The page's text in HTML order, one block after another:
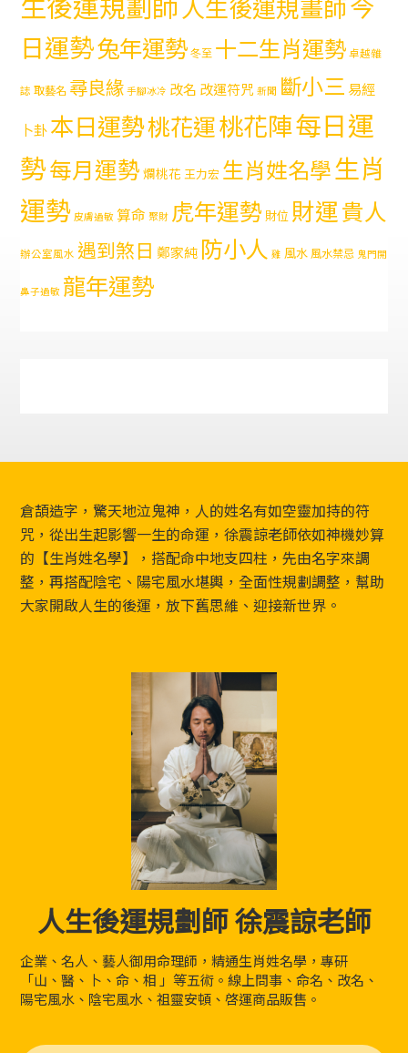
人生後運規畫師
日運勢兔年運勢冬至 十二生肖運勢 卓越雜
誌 取藝名 尋良緣 手腳冰冷 改名 改運符咒 新聞 斷小三易經
卜卦本日運勢桃花運桃花陣每日運
勢每月運勢 爛桃花 王力宏 生肖姓名學生肖
運勢 皮膚過敏 算命 聚財 虎年運勢 財位 財運貴人
辦公室風水 遇到煞日 鄭家純 防小人 雞 風水風水禁忌 鬼門開
鼻子過敏 龍年運勢
Footer
倉頡造字，驚天地泣鬼神，人的姓名有如空靈加持的符
咒，從出生起影響一生的命運，徐震諒老師依如神機妙算
的【生肖姓名學】，搭配命中地支四柱，先由名字來調
整，再搭配陰宅、陽宅風水堪輿，全面性規劃調整，幫助
大家開啟人生的後運，放下舊思維、迎接新世界。
人生後運規劃師 徐震諒老師
企業、名人、藝人御用命理師，精通生肖姓名學，專研
「山、醫、卜、命、相 」等五術。線上問事、命名、改名、
陽宅風水、陰宅風水、祖靈安頓、啓運商品販售。